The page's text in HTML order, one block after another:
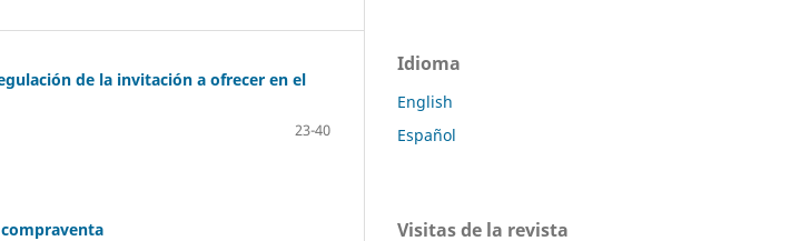
de la invitación a ofrecer en el
23-40
Idioma
English
Español
Visitas de la revista